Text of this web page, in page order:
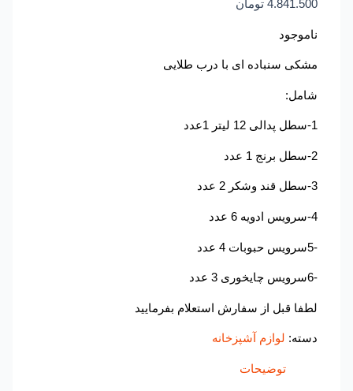
4.841.500 تومان
ناموجود
مشکی سنباده ای با درب طلایی
لطفا قبل از سفارش استعلام بفرمایید
لوازم آشپزخانه
توضیحات